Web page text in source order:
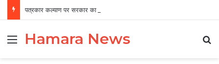
MenuHamara News